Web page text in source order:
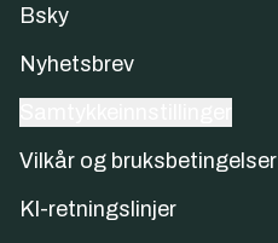
Bsky
Nyhetsbrev
Vilkår og bruksbetingelser
KI-retningslinjer